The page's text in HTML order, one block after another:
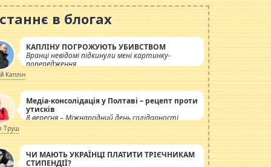
в блогах
КАПЛІНУ ПОГРОЖУЮТЬ УБИВСТВОМ
Вранці невідомі підкинули мені картинку-
попередження
Каплін
Медіа-консолідація у Полтаві – рецепт проти
утисків
8 вересня – Міжнародний день солідарності
журналістів.
Труш
ЧИ МАЮТЬ УКРАЇНЦІ ПЛАТИТИ ТРІЄЧНИКАМ
СТИПЕНДІЇ?